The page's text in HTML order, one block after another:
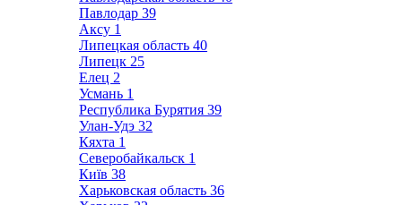
Павлодар 39
Аксу 1
Липецкая область 40
Липецк 25
Елец 2
Усмань 1
Республика Бурятия 39
Улан-Удэ 32
Кяхта 1
Северобайкальск 1
Київ 38
Харьковская область 36